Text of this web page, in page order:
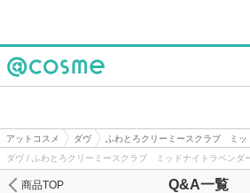
アットコスメ ダヴ ふわとろクリーミースクラブ ミッ
ダヴ / ふわとろクリーミースクラブ ミッドナイトラベンダ
Q&A一覧
商品TOP